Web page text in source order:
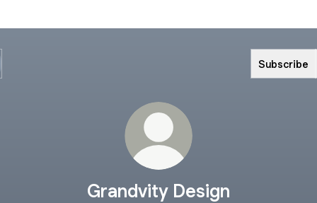
Subscribe
Grandvity Design